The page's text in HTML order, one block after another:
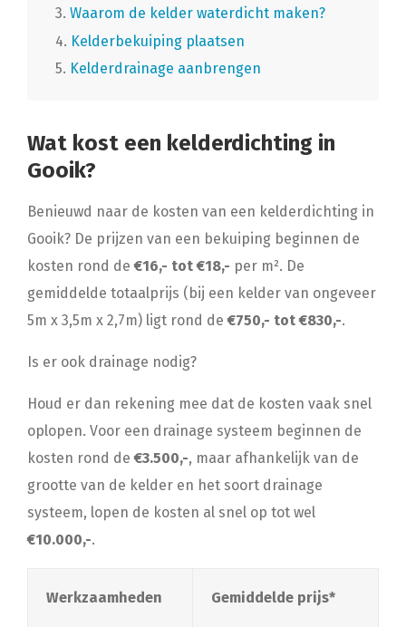
3. Waarom de kelder waterdicht maken?
4. Kelderbekuiping plaatsen
5. Kelderdrainage aanbrengen
Wat kost een kelderdichting in
Gooik?
Benieuwd naar de kosten van een kelderdichting in
Gooik? De prijzen van een bekuiping beginnen de
kosten rond de€16,- tot €18,- per m². De
gemiddelde totaalprijs (bij een kelder van ongeveer
5m x 3,5m x 2,7m) ligt rond de€750,- tot €830,-.
Is er ook drainage nodig?
Houd er dan rekening mee dat de kosten vaak snel
oplopen. Voor een drainage systeem beginnen de
kosten rond de€3.500,-, maar afhankelijk van de
grootte van de kelder en het soort drainage
systeem, lopen de kosten al snel op tot wel
€10.000,-.
Werkzaamheden Gemiddelde prijs*